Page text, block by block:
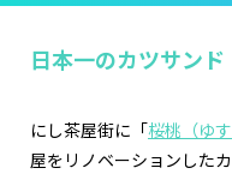
日本一のカツサンド
にし茶屋街に「 桜桃（ゆす
屋をリノベーションした